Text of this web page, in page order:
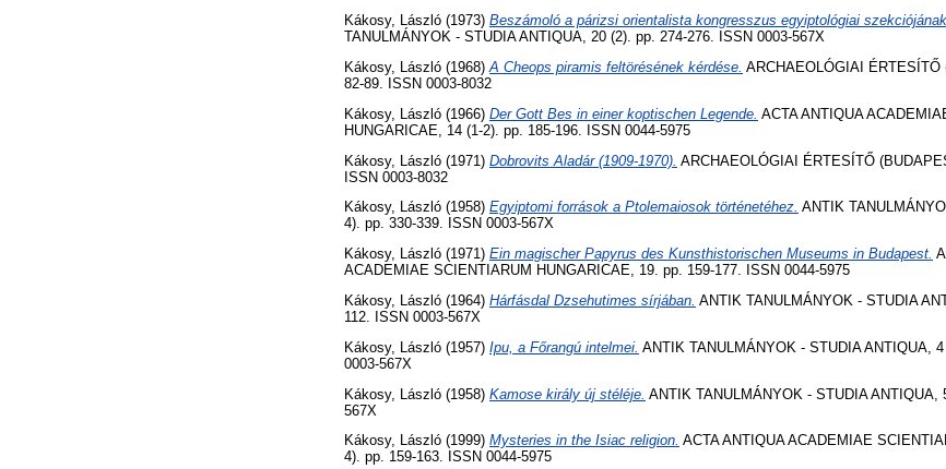
Kákosy, László (1973) Beszámoló a párizsi orientalista kongresszus egyiptológiai
TANULMÁNYOK - STUDIA ANTIQUA, 20 (2). pp. 274-276. ISSN 0003-567X
Kákosy, László (1968)A Cheops piramis feltörésének kérdése. ARCHAEOLÓGIAI
82-89. ISSN 0003-8032
Kákosy, László (1966) Der Gott Bes in einer koptischen Legende. ACTA ANTIQUA
HUNGARICAE, 14 (1-2). pp. 185-196. ISSN 0044-5975
Kákosy, László (1971) Dobrovits Aladár (1909-1970). ARCHAEOLÓGIAI ÉRTESÍTŐ
ISSN 0003-8032
Kákosy, László (1958) Egyiptomi források a Ptolemaiosok történetéhez. ANTIK
4). pp. 330-339. ISSN 0003-567X
Kákosy, László (1971) Ein magischer Papyrus des Kunsthistorischen Museums in Budapest.
ACADEMIAE SCIENTIARUM HUNGARICAE, 19. pp. 159-177. ISSN 0044-5975
Kákosy, László (1964) Hárfásdal Dzsehutimes sírjában. ANTIK TANULMÁNYOK - STUDIA
112. ISSN 0003-567X
Kákosy, László (1957) Ipu, a Főrangú intelmei. ANTIK TANULMÁNYOK - STUDIA ANTIQUA,
0003-567X
Kákosy, László (1958) Kamose király új stéléje. ANTIK TANULMÁNYOK - STUDIA ANTIQUA,
567X
Kákosy, László (1999) Mysteries in the Isiac religion. ACTA ANTIQUA ACADEMIAE
4). pp. 159-163. ISSN 0044-5975